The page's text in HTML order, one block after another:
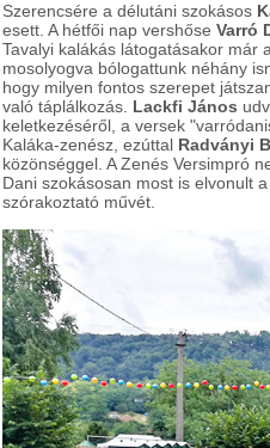
Szerencsére a délutáni szokásos
esett. A hétfői nap vershőse Varró
Tavalyi kalákás látogatásakor már
mosolyogva bólogattunk néhány
hogy milyen fontos szerepet
való táplálkozás. Lackfi János
keletkezéséről, a versek
Kaláka-zenész, ezúttal Radványi
közönséggel. A Zenés Versimpró
Dani szokásosan most is elvonult
szórakoztató művét.